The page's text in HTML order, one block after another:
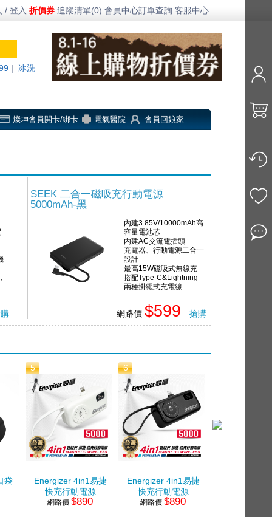
/ 登入 折價券 追蹤清單(0) 會員中心訂單查詢 客服中心
冰洗
燦坤會員開卡/綁卡 電氣醫院 會員回娘家
SEEK 二合一磁吸充行動電源
5000mAh-黑
內建3.85V/10000mAh高
容量電池芯
內建AC交流電插頭
充電器、行動電源二合一
設計
最高15W磁吸式無線充
搭配Type-C&Lightning
兩種掛繩式充電線
網路價 $599 搶購
袋
5
Energizer 4in1易捷
快充行動電源
4900mAh-白
網路價$890
6
Energizer 4in1易捷
快充行動電源
4900mAh-黑
網路價$890